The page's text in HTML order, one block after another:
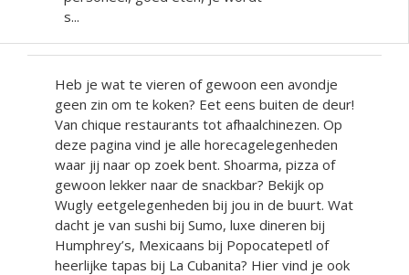
s...
Heb je wat te vieren of gewoon een avondje
geen zin om te koken? Eet eens buiten de deur!
Van chique restaurants tot afhaalchinezen. Op
deze pagina vind je alle horecagelegenheden
waar jij naar op zoek bent. Shoarma, pizza of
gewoon lekker naar de snackbar? Bekijk op
Wugly eetgelegenheden bij jou in de buurt. Wat
dacht je van sushi bij Sumo, luxe dineren bij
Humphrey’s, Mexicaans bij Popocatepetl of
heerlijke tapas bij La Cubanita? Hier vind je ook